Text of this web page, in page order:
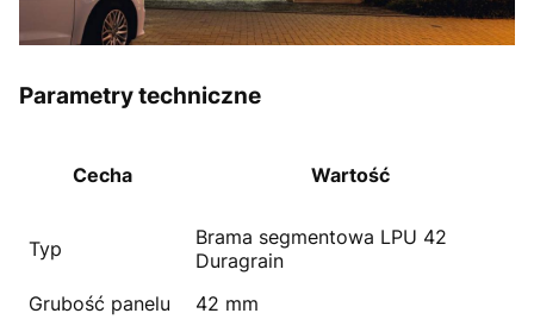
Parametry techniczne
Cecha Wartość
Typ
Brama segmentowa LPU 42
Duragrain
Grubość panelu
42 mm